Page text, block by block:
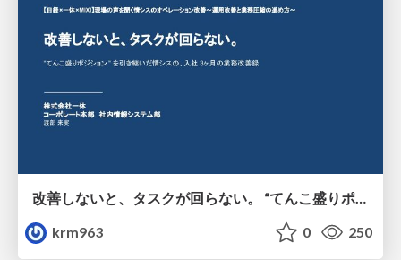
改善しないと、タスクが回らない。 “てんこ盛りポジション” を引き継いだ情シスの、入社3ヶ月の業務改善録
krm963
0 250